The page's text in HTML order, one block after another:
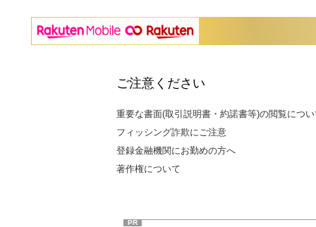
ご注意ください
重要な書面(取引説明書・約諾書等)の閲覧につ
フィッシング詐欺にご注意
登録金融機関にお勤めの方へ
著作権について
PR